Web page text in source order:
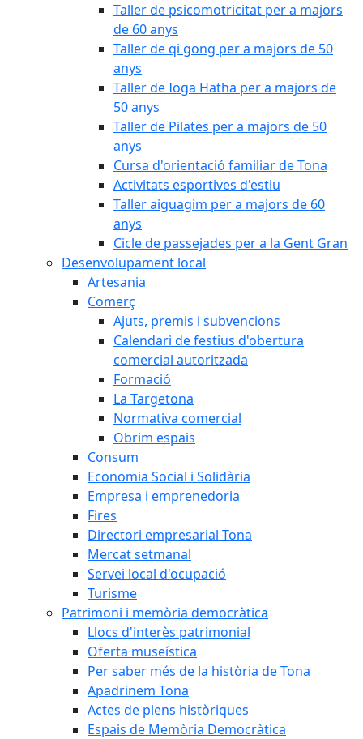
Taller de psicomotricitat per a majors
de 60 anys
Taller de qi gong per a majors de 50
anys
Taller de Ioga Hatha per a majors de
50 anys
Taller de Pilates per a majors de 50
anys
Cursa d'orientació familiar de Tona
Activitats esportives d'estiu
Taller aiguagim per a majors de 60
anys
Cicle de passejades per a la Gent Gran
Desenvolupament local
Artesania
Comerç
Ajuts, premis i subvencions
Calendari de festius d'obertura
comercial autoritzada
Formació
La Targetona
Normativa comercial
Obrim espais
Consum
Economia Social i Solidària
Empresa i emprenedoria
Fires
Directori empresarial Tona
Mercat setmanal
Servei local d'ocupació
Turisme
Patrimoni i memòria democràtica
Llocs d'interès patrimonial
Oferta museística
Per saber més de la història de Tona
Apadrinem Tona
Actes de plens històriques
Espais de Memòria Democràtica